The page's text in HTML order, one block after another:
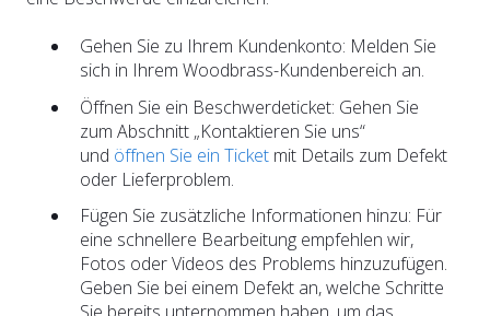
Gehen Sie zu Ihrem Kundenkonto: Melden Sie
sich in Ihrem Woodbrass-Kundenbereich an.
Öffnen Sie ein Beschwerdeticket: Gehen Sie
zum Abschnitt „Kontaktieren Sie uns“
und öffnen Sie ein Ticket mit Details zum Defekt
oder Lieferproblem.
Fügen Sie zusätzliche Informationen hinzu: Für
eine schnellere Bearbeitung empfehlen wir,
Fotos oder Videos des Problems hinzuzufügen.
Geben Sie bei einem Defekt an, welche Schritte